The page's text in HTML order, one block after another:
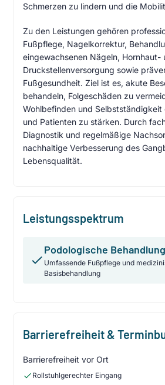
Schmerzen zu lindern und die
Zu den Leistungen gehören
Fußpflege, Nagelkorrektur,
eingewachsenen Nägeln, Hornhaut-
Druckstellenversorgung sowie
Fußgesundheit. Ziel ist es, akute
behandeln, Folgeschäden zu
Wohlbefinden und Selbstständigkeit
und Patienten zu stärken. Durch
Diagnostik und regelmäßige
nachhaltige Verbesserung des
Lebensqualität.
Leistungsspektrum
Podologische
Umfassende Fußpflege und
Basisbehandlung
Barrierefreiheit &
Barrierefreiheit vor Ort
Rollstuhlgerechter Eingang